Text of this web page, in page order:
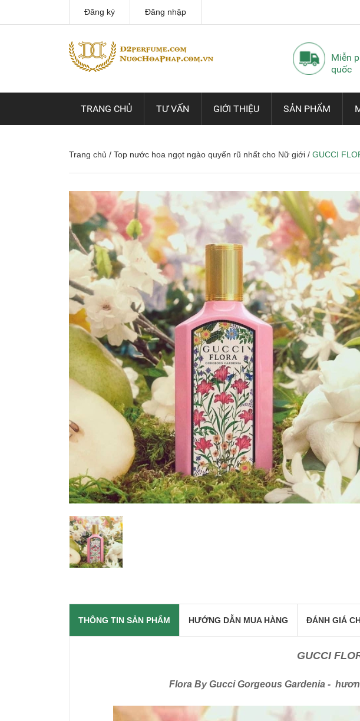
Đăng ký Đăng nhập
Miễn
quốc
TRANG CHỦ TƯ VẤN GIỚI THIỆU SẢN PHẨM
Trang chủ / Top nước hoa ngọt ngào quyến rũ nhất cho Nữ giới / GUCCI
THÔNG TIN SẢN PHẨM HƯỚNG DẪN MUA HÀNG ĐÁNH GIÁ
GUCCI
Flora By Gucci Gorgeous Gardenia -